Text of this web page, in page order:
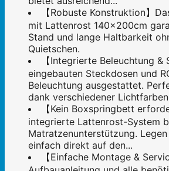
【Robuste Konstruktion】
mit Lattenrost 140x200cm
Stand und lange Haltbarkeit
Quietschen.
【Integrierte Beleuchtung
eingebauten Steckdosen und
Beleuchtung ausgestattet.
dank verschiedener
【Kein Boxspringbett
integrierte Lattenrost-System
Matratzenunterstützung.
einfach direkt auf den...
【Einfache Montage &